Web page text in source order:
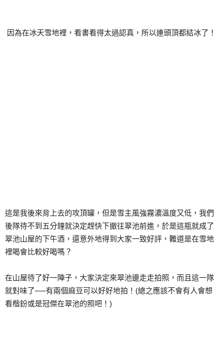
因為在冰天雪地裡，看書看得太過認真，所以連頭頂都結冰了！
這是我後來背上去的攻頂罐，但是雪主風強霧濃溫度又低，我們
後隊待不到五分鐘就決定趕快下撤往翠池前進，於是這瓶就成了
翠池山屋的下午酒，還意外地得到大家一致好評，難道是在雪地
裡喝會比較好喝嗎？
在山屋待了好一陣子，大家決定來翠池邊走走拍照，而且這一隊
就對味了──有兩個麻豆可以好好地拍！(總之應該不會有人會想
看楷鈖或是冠傑在翠池的照吧！)